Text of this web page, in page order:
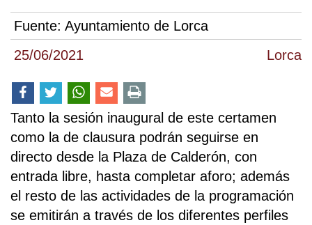
25/06/2021 Lorca
Fuente: Ayuntamiento de Lorca
Tanto la sesión inaugural de este certamen
como la de clausura podrán seguirse en
directo desde la Plaza de Calderón, con
entrada libre, hasta completar aforo; además
el resto de las actividades de la programación
se emitirán a través de los diferentes perfiles